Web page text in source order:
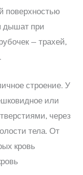
поверхностью
дышат при
— трахей,
строение. У
или
через
тела. От
кровь